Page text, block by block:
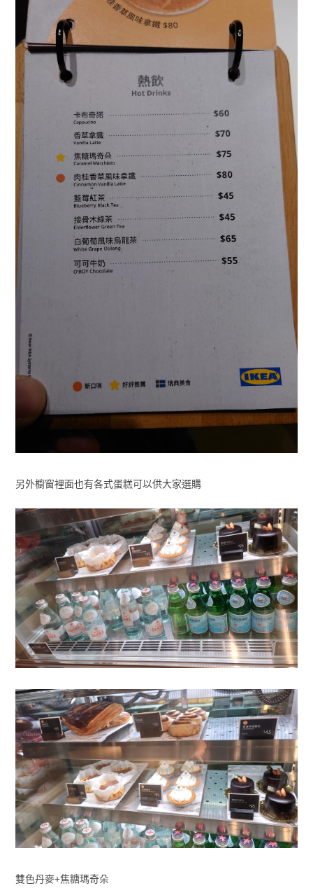
另外櫥窗裡面也有各式蛋糕可以供大家選購
雙色丹麥+焦糖瑪奇朵